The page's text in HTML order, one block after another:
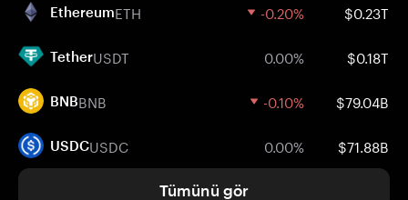
EthereumETH -0.20% $0.23T
TetherUSDT 0.00% $0.18T
BNBBNB -0.10% $79.04B
USDCUSDC 0.00% $71.88B
Tümünü gör